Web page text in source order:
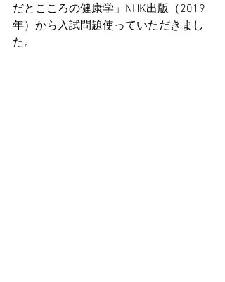
だとこころの健康学」NHK出版（2019
年）から入試問題使っていただきまし
た。